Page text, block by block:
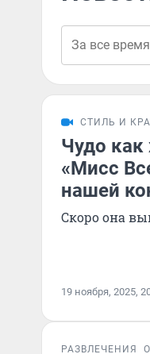
СТИЛЬ И
Чудо как
«Мисс
нашей
Скоро она
19 ноября, 2025,
РАЗВЛЕЧЕНИЯ